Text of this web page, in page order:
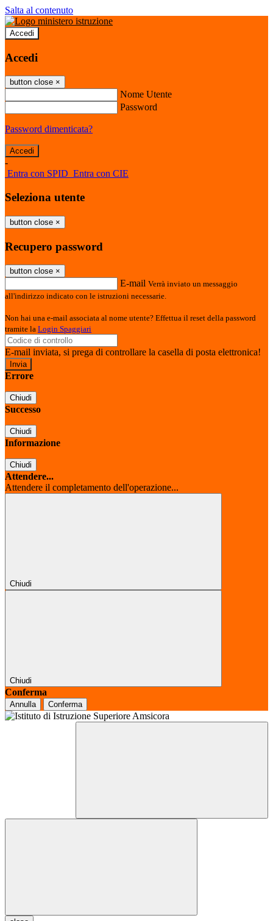
Salta al contenuto
Accedi
Accedi
button close ×
Nome Utente
Password
Password dimenticata?
-
Entra con SPID Entra con CIE
Seleziona utente
button close ×
Recupero password
button close ×
E-mail Verrà inviato un messaggio
all'indirizzo indicato con le istruzioni necessarie.
Non hai una e-mail associata al nome utente? Effettua il reset della password
tramite la Login Spaggiari
E-mail inviata, si prega di controllare la casella di posta elettronica!
Errore
Chiudi
Successo
Chiudi
Informazione
Chiudi
Attendere...
Attendere il completamento dell'operazione...
Chiudi
Chiudi
Conferma
Annulla Conferma